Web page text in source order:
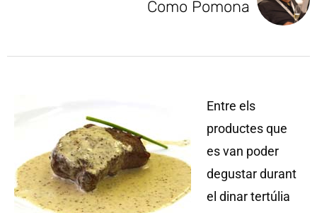
Como Pomona
Entre els
productes que
es van poder
degustar durant
el dinar tertúlia